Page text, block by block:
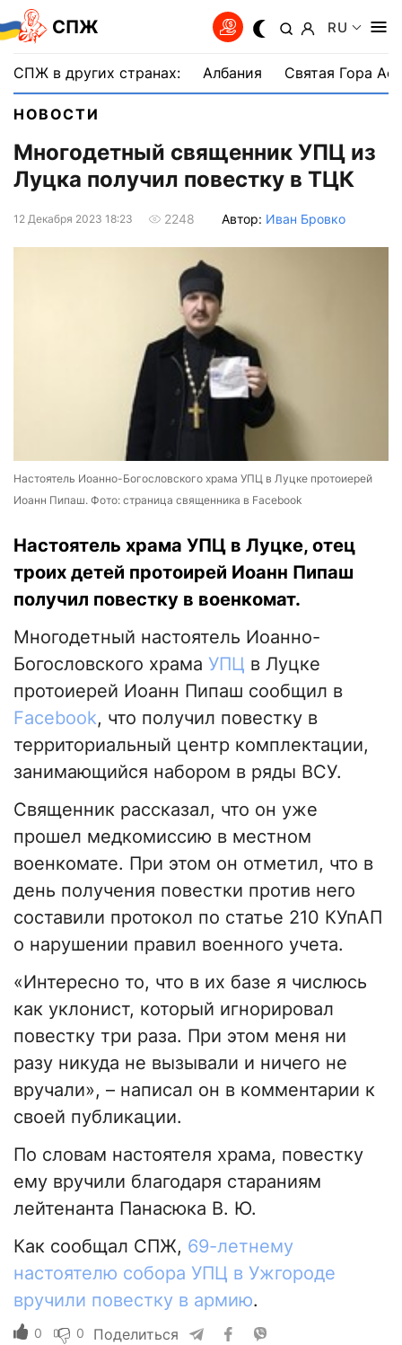
СПЖ RU
СПЖ в других странах: Албания Святая Гора
НОВОСТИ
Многодетный священник УПЦ из
Луцка получил повестку в ТЦК
12 Декабря 2023 18:23 2248 Автор: Иван Бровко
Настоятель Иоанно-Богословского храма УПЦ в Луцке протоиерей
Иоанн Пипаш. Фото: страница священника в Facebook
Настоятель храма УПЦ в Луцке, отец
троих детей протоирей Иоанн Пипаш
получил повестку в военкомат.
Многодетный настоятель Иоанно-
Богословского храма УПЦ в Луцке
протоиерей Иоанн Пипаш сообщил в
Facebook, что получил повестку в
территориальный центр комплектации,
занимающийся набором в ряды ВСУ.
Священник рассказал, что он уже
прошел медкомиссию в местном
военкомате. При этом он отметил, что в
день получения повестки против него
составили протокол по статье 210 КУпАП
о нарушении правил военного учета.
«Интересно то, что в их базе я числюсь
как уклонист, который игнорировал
повестку три раза. При этом меня ни
разу никуда не вызывали и ничего не
вручали», – написал он в комментарии к
своей публикации.
По словам настоятеля храма, повестку
ему вручили благодаря стараниям
лейтенанта Панасюка В. Ю.
Как сообщал СПЖ, 69-летнему
настоятелю собора УПЦ в Ужгороде
вручили повестку в армию.
0 0 Поделиться